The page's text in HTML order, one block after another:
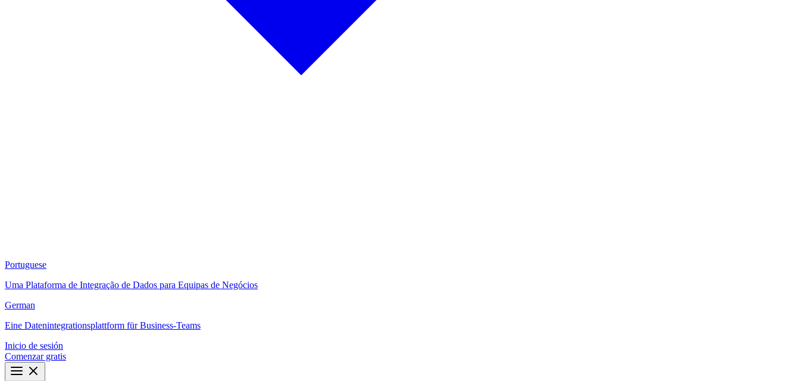
Portuguese
Uma Plataforma de Integração de Dados para Equipas de Negócios
German
Eine Datenintegrationsplattform für Business-Teams
Inicio de sesión
Comenzar gratis